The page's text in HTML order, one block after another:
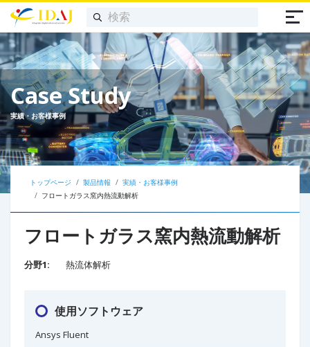
Case Study
実績・お客様事例
トップページ 製品情報
実績・お客様事例
フロートガラス窯内熱流動解析
フロートガラス窯内熱流動解析
分野1: 熱流体解析
使用ソフトウェア
Ansys Fluent